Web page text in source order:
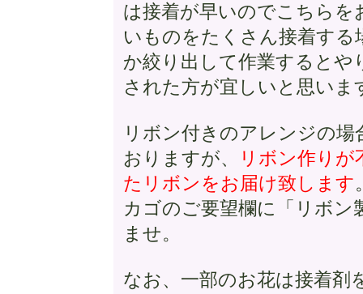
は接着が早いのでこちら
いものをたくさん接着す
か絞り出して作業するとや
された方が宜しいと思いま
リボン付きのアレンジの
おりますが、
リボン作りが
たリボンをお届け致します
カゴのご要望欄に「リボン
ませ。
なお、一部のお花は接着剤